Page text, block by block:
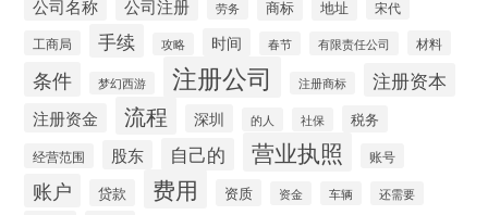
公司名称 公司注册 劳务 商标 地址 宋代
工商局 手续 攻略 时间 春节 有限责任公司 材料
条件 梦幻西游 注册公司 注册商标 注册资本
注册资金 流程 深圳 的人 社保 税务
经营范围 股东 自己的 营业执照 账号
账户 贷款 费用 资质 资金 车辆 还需要